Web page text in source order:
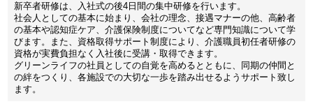
新卒者研修は、入社式の後4日間の集中研修を行います。
社会人としての基本に始まり、会社の理念、接遇マナーの他、高齢者
の基本や認知症ケア、介護保険制度についてなど専門知識について学
びます。また、資格取得サポート制度により、介護職員初任者研修の
資格が実費負担なく入社後に受講・取得できます。
グリーンライフの社員としての自覚を高めるとともに、同期の仲間と
の絆をつくり、各施設での大切な一歩を踏み出せるようサポート致し
ます。